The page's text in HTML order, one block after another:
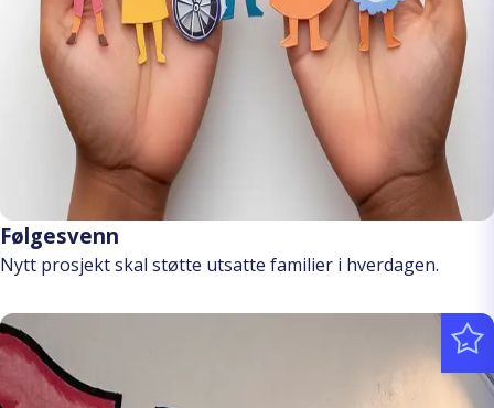
Følgesvenn
Nytt prosjekt skal støtte utsatte familier i hverdagen.